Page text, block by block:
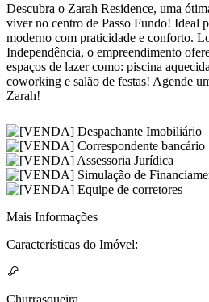
Descubra o Zarah Residence, uma
viver no centro de Passo Fundo! Ideal
moderno com praticidade e conforto.
Independência, o empreendimento
espaços de lazer como: piscina
coworking e salão de festas! Agende
Zarah!
Mais Informações
Características do Imóvel:
Churrasqueira